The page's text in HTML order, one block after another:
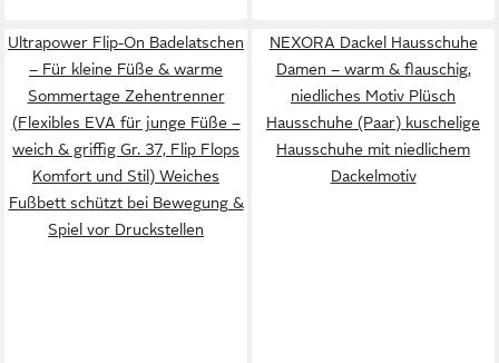
Ultrapower Flip-On Badelatschen
– Für kleine Füße & warme
Sommertage Zehentrenner
(Flexibles EVA für junge Füße –
weich & griffig Gr. 37, Flip Flops
Komfort und Stil) Weiches
Fußbett schützt bei Bewegung &
Spiel vor Druckstellen
NEXORA Dackel Hausschuhe
Damen – warm & flauschig,
niedliches Motiv Plüsch
Hausschuhe (Paar) kuschelige
Hausschuhe mit niedlichem
Dackelmotiv